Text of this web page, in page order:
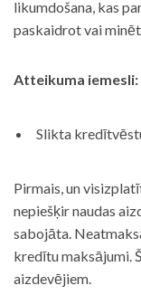
likumdošana, kas
paskaidrot vai
Atteikuma iemesli:
Slikta
Pirmais, un
nepiešķir naudas
sabojāta.
kredītu maksājumi.
aizdevējiem.